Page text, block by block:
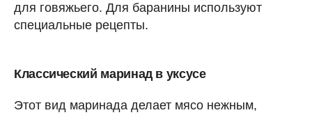
для говяжьего. Для баранины используют
специальные рецепты.
Классический маринад в уксусе
Этот вид маринада делает мясо нежным,